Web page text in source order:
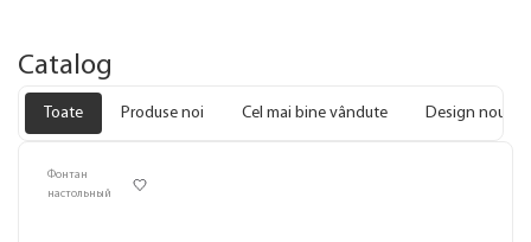
Catalog
Toate Produse noi Cel mai bine vândute Design nou
Фонтан
настольный